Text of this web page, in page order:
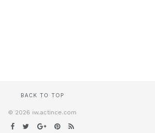
BACK TO TOP
© 2026 iw.actince.com